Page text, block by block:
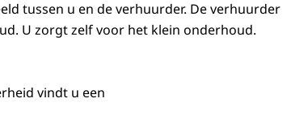
tussen u en de verhuurder. De verhuurder
U zorgt zelf voor het klein onderhoud.
vindt u een